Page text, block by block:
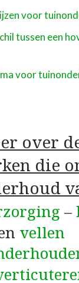
voor
tussen een
voor
over
die
–
vellen